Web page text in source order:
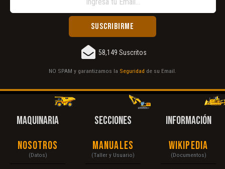
58,149 Suscritos
NO SPAM y garantizamos la Seguridad de su Email.
MAQUINARIA
Nosotros
(Datos)
SECCIONES
Manuales
(Taller y Usuario)
INFORMACIÓN
Wikipedia
(Documentos)